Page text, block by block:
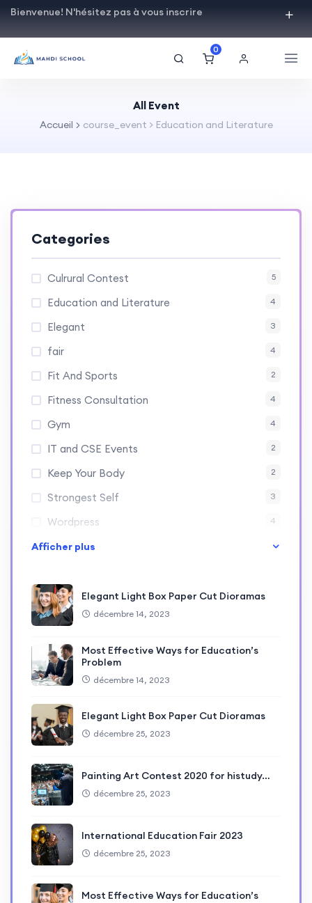
Bienvenue! N'hésitez pas à vous inscrire
0
All Event
Accueil course_event > Education and Literature
Categories
Culrural Contest 5
Education and Literature 4
Elegant 3
fair 4
Fit And Sports 2
Fitness Consultation 4
Gym 4
IT and CSE Events 2
Keep Your Body 2
Strongest Self 3
Wordpress 4
Afficher plus
Elegant Light Box Paper Cut Dioramas
décembre 14, 2023
Most Effective Ways for Education’s
Problem
décembre 14, 2023
Elegant Light Box Paper Cut Dioramas
décembre 25, 2023
Painting Art Contest 2020 for histudy…
décembre 25, 2023
International Education Fair 2023
décembre 25, 2023
Most Effective Ways for Education’s